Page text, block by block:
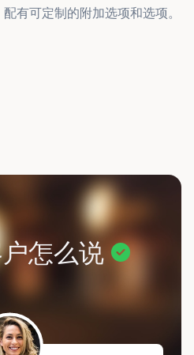
有可定制的附加选项和选项。
怎么说